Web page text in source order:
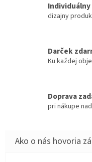
dizajny
Darček
Ku každej
Doprava
pri nákupe